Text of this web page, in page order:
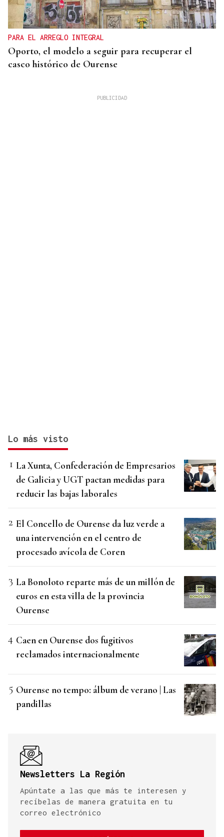
PARA EL ARREGLO INTEGRAL
Oporto, el modelo a seguir para recuperar el
casco histórico de Ourense
Lo más visto
La Xunta, Confederación de Empresarios
de Galicia y UGT pactan medidas para
reducir las bajas laborales
El Concello de Ourense da luz verde a
una intervención en el centro de
procesado avícola de Coren
La Bonoloto reparte más de un millón de
euros en esta villa de la provincia
Ourense
Caen en Ourense dos fugitivos
reclamados internacionalmente
Ourense no tempo: álbum de verano | Las
pandillas
Newsletters La Región
Apúntate a las que más te interesen y
recíbelas de manera gratuita en tu
correo electrónico